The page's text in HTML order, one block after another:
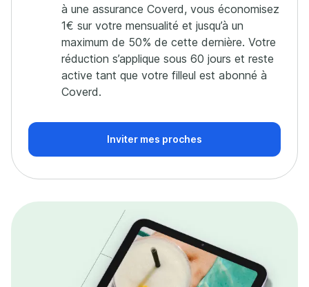
à une assurance Coverd, vous économisez
1€ sur votre mensualité et jusqu’à un
maximum de 50% de cette dernière. Votre
réduction s’applique sous 60 jours et reste
active tant que votre filleul est abonné à
Coverd.
Inviter mes proches